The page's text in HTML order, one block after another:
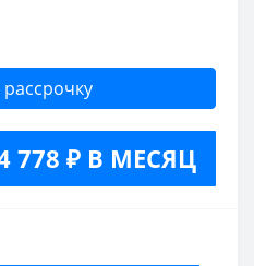
778 ₽ В МЕСЯЦ